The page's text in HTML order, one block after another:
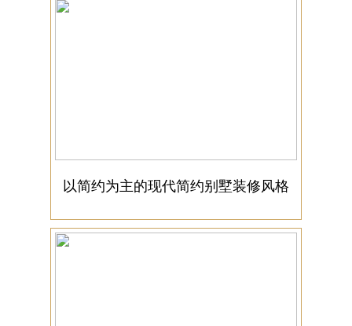
以简约为主的现代简约别墅装修风格